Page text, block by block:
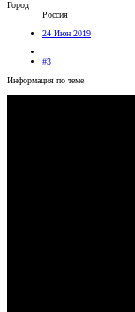
Город
Россия
24 Июн 2019
#3
Информация по теме